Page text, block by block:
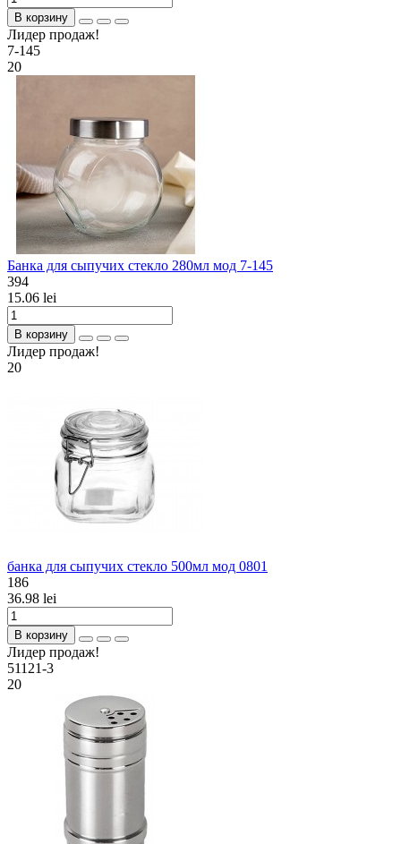
В корзину
Лидер продаж!
7-145
20
Банка для сыпучих стекло 280мл мод 7-145
394
15.06 lei
В корзину
Лидер продаж!
20
банка для сыпучих стекло 500мл мод 0801
186
36.98 lei
В корзину
Лидер продаж!
51121-3
20